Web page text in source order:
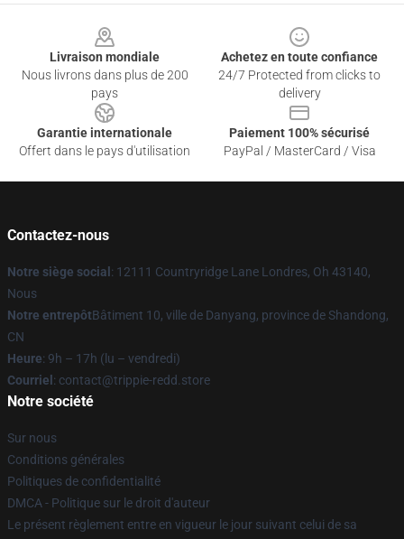
Livraison mondiale
Nous livrons dans plus de 200
pays
Achetez en toute confiance
24/7 Protected from clicks to
delivery
Garantie internationale
Offert dans le pays d'utilisation
Paiement 100% sécurisé
PayPal / MasterCard / Visa
Contactez-nous
Notre siège social : 12111 Countryridge Lane Londres, Oh 43140,
Nous
Notre entrepôtBâtiment 10, ville de Danyang, province de Shandong,
CN
Heure: 9h – 17h (lu – vendredi)
Courriel : contact@trippie-redd.store
Notre société
Sur nous
Conditions générales
Politiques de confidentialité
DMCA - Politique sur le droit d'auteur
Le présent règlement entre en vigueur le jour suivant celui de sa